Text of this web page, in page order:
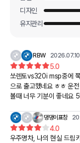
디자인
유지관리
RBW 2026.07.10
5.0
쏘렌토vs320i msp중에
으로 출고했네요 ㅎㅎ 운
볼때 너무 기분이 좋네요 5년동안 국산 중고차 타다가 신차 뽑으니까 기분이
댕댕이표창
4.0
우주명차, 나의 현실 드림